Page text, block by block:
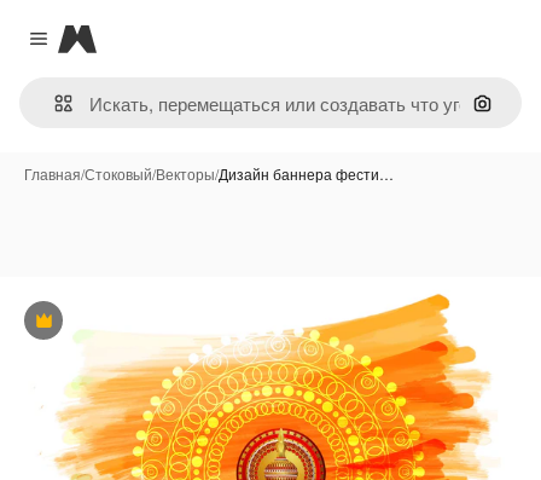
Close menu
Magnific
Поиск
Главная/Стоковый/Векторы/Дизайн баннера фести…
Премиум